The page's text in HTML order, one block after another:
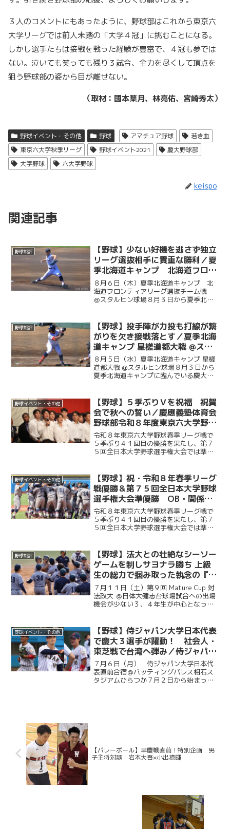
３人のコメントにもあったように、野球部はこれから東京六
大学リーグでは前人未踏の「大学４冠」に挑むことになる。
しかし選手たちは接戦を戦った経験が豊富で、４冠も夢では
ない。泣いても笑っても残り３試合、全力を尽くして頂点を
狙う野球部の姿から目が離せない。
（取材：國本葉月、林亮佑、宮崎秀太）
野球イベント・その他 野球 アマチュア野球
若き血
東京六大学秋季リーグ
野球イベント2021
慶大野球部
大学野球
六大学野球
keispo
関連記事
野球戦評
【野球】少ない好機を逃さず独立
リーグ選抜相手に貴重な勝利／夏
季北海道キャンプ 北海道フロン
ティアリーグ選抜チーム戦 ＠ス
タルヒン球場
８月６日（木）夏季北海道キャンプ 北
海道フロンティアリーグ選抜チーム戦
＠スタルヒン球場８月３日から夏季北海
ティアリーグの選抜チームと試合を行っ
た。初回に今津慶介（総４...
野球戦評
【野球】投手陣が力投も打線が繋
がりを欠き接戦落とす／夏季北海
道キャンプ 星槎道都大戦 @スタ
ルヒン球場
８月５日（水）夏季北海道キャンプ 星槎
道都大戦 @スタルヒン球場８月３日から
夏季北海道キャンプに臨んでいる慶大。
（商４・慶應）が相手打線に得点を許
し、２点を追う展開に。そ...
野球イベント・その他
【野球】５季ぶりＶを祝福 祝賀
会で秋への誓い／慶應義塾体育会
野球部令和８年度東京六大学野球
春季リーグ戦優勝 祝賀会～前編
～
令和８年東京六大学野球春季リーグ戦で
５季ぶり４１回目の優勝を果たし、第７
５回全日本大学野球選手権大会では準優
人が集まり、選手たちの健闘をたたえ
た。前編では、堀井監督の挨...
野球イベント・その他
【野球】祝・令和８年春季リーグ
戦優勝＆第７５回全日本大学野球
選手権大会準優勝 OB・関係者
からのお祝いメッセージ
令和８年東京六大学野球春季リーグ戦で
５季ぶり４１回目の優勝を果たし、第７
５回全日本大学野球選手権大会では準優
の皆様から、現役選手たちへ温かい祝福
のメッセージをお寄せい...
野球戦評
【野球】法大との壮絶なシーソー
ゲームを制しサヨナラ勝ち 上級
生の総力で掴み取った執念の『一
勝』／第９回MatureCup・法大
戦
７月１１日（土）第９回 Mature Cup 対
法政大 ＠日体大健志台球場試合への出場
機会が少ない３、４年生が中心となって
に２度追い付く粘りを見せると、１点ビ...
野球イベント・その他
【野球】侍ジャパン大学日本代表
で慶大３選手が躍動！ 社会人・
東芝戦で台湾へ弾み／侍ジャパン
大学日本代表直前合宿５日目
７月６日（月） 侍ジャパン大学日本代
表直前合宿＠バッティングパレス相石ス
タジアムひらつか７月２日から始まった
【バレーボール】早慶戦直前！特別企画 男
子主将対談 岩本大吾×小出捺暉